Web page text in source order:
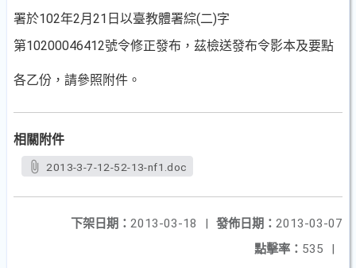
署於102年2月21日以臺教體署綜(二)字
第10200046412號令修正發布，茲檢送發布令影本及要點
各乙份，請參照附件。
相關附件
2013-3-7-12-52-13-nf1.doc
發佈日期： 2013-03-07
下架日期： 2013-03-18
|
點擊率： 535 |